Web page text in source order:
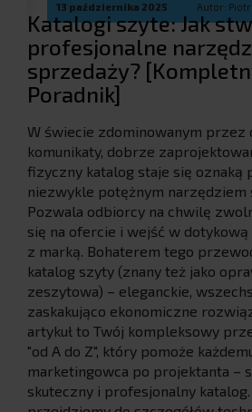
13 października 2025 Autor:
Katalogi szyte: Jak
profesjonalne
sprzedaży?
Poradnik]
W świecie zdominowanym przez
komunikaty, dobrze
fizyczny katalog staje się oznaką
niezwykle potężnym narzędziem
Pozwala odbiorcy na chwilę
się na ofercie i wejść w
z marką. Bohaterem tego
katalog szyty (znany też jako
zeszytowa) – eleganckie,
zaskakująco ekonomiczne
artykuł to Twój kompleksowy
"od A do Z", który pomoże
marketingowca po projektanta –
skuteczny i profesjonalny